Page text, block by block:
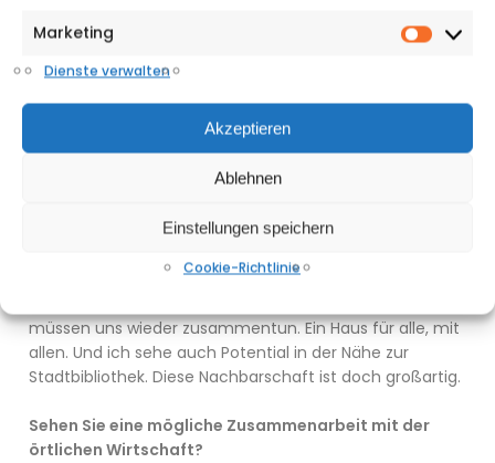
Marketing
Dienste verwalten
Akzeptieren
Ablehnen
Einstellungen speichern
Cookie-Richtlinie
versuchen, Jugendliche über Projektarbeit zu
motivieren.
Ist es für Sie vorstellbar, dass die Weberei ein
Zentrum für eine neue Kommunikationskultur in
Gütersloh wird? Dass Parkhotel-Gäste hier genauso
gerne verweilen wie der Punk? Neuer Anstrich, neue
Stadtgesellschaft kommunikativ zukunftsfähig zu
müssen uns wieder zusammentun. Ein Haus für alle, mit
allen. Und ich sehe auch Potential in der Nähe zur
Stadtbibliothek. Diese Nachbarschaft ist doch großartig.
Sehen Sie eine mögliche Zusammenarbeit mit der
örtlichen Wirtschaft?